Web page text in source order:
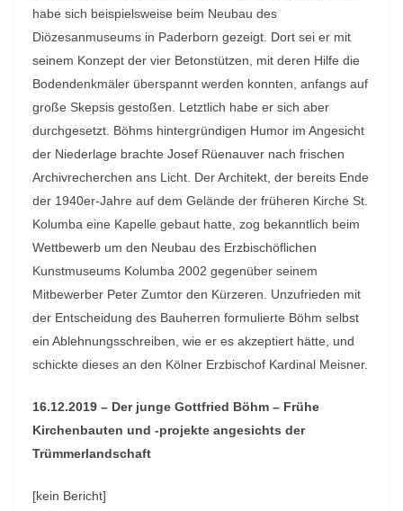
habe sich beispielsweise beim Neubau des
Diözesanmuseums in Paderborn gezeigt. Dort sei er mit
seinem Konzept der vier Betonstützen, mit deren Hilfe die
Bodendenkmäler überspannt werden konnten, anfangs auf
große Skepsis gestoßen. Letztlich habe er sich aber
durchgesetzt. Böhms hintergründigen Humor im Angesicht
der Niederlage brachte Josef Rüenauver nach frischen
Archivrecherchen ans Licht. Der Architekt, der bereits Ende
der 1940er-Jahre auf dem Gelände der früheren Kirche St.
Kolumba eine Kapelle gebaut hatte, zog bekanntlich beim
Wettbewerb um den Neubau des Erzbischöflichen
Kunstmuseums Kolumba 2002 gegenüber seinem
Mitbewerber Peter Zumtor den Kürzeren. Unzufrieden mit
der Entscheidung des Bauherren formulierte Böhm selbst
ein Ablehnungsschreiben, wie er es akzeptiert hätte, und
schickte dieses an den Kölner Erzbischof Kardinal Meisner.
16.12.2019 – Der junge Gottfried Böhm – Frühe
Kirchenbauten und -projekte angesichts der
Trümmerlandschaft
[kein Bericht]